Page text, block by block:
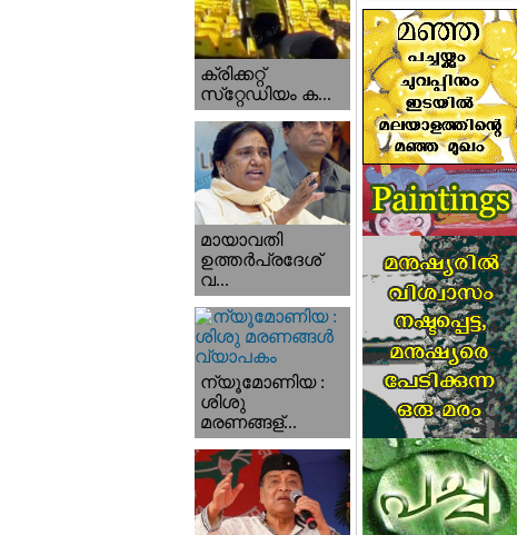
ക്രിക്കറ്റ്
സ്‌റ്റേഡിയം ക...
മായാവതി
ഉത്തര്‍പ്രദേശ്‌
വ...
ന്യൂമോണിയ :
ശിശു
മരണങ്ങള്...